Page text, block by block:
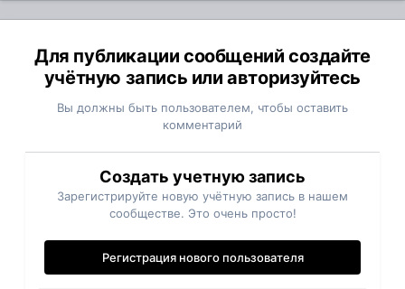
Для публикации сообщений создайте
учётную запись или авторизуйтесь
Вы должны быть пользователем, чтобы оставить
комментарий
Создать учетную запись
Зарегистрируйте новую учётную запись в нашем
сообществе. Это очень просто!
Регистрация нового пользователя